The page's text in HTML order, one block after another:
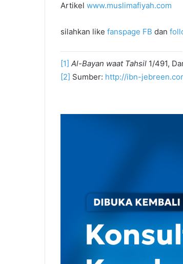
Artikel www.muslimafiyah.com
silahkan like fanspage FB dan
[1] Al-Bayan waat Tahsil 1/491,
[2] Sumber: http://ibn-